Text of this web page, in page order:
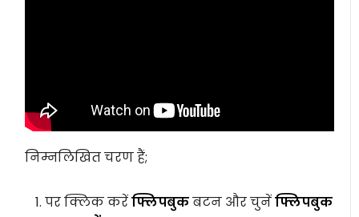
निम्नलिखित चरण हैं;
पर क्लिक करेंफ्लिपबुकबटन और चुनेंफ्लिपबुक